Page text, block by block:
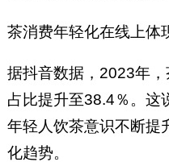
茶消费年轻化在线上体
据抖音数据，2023年
占比提升至38.4％。这
年轻人饮茶意识不断提
化趋势。